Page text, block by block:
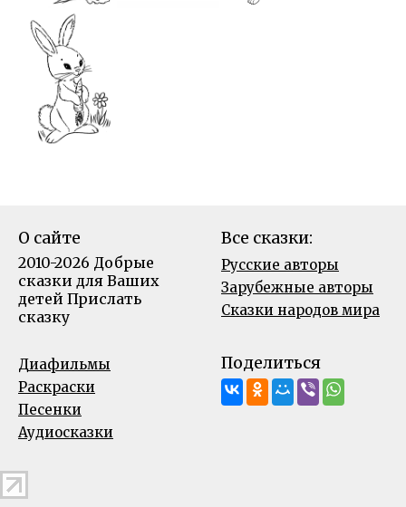
О сайте
2010-2026 Добрые
сказки для Ваших
детей Прислать
сказку
Все сказки:
Русские авторы
Зарубежные авторы
Сказки народов мира
Диафильмы
Раскраски
Песенки
Аудиосказки
Поделиться